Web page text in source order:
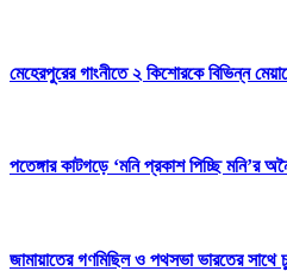
মেহেরপুরের গাংনীতে ২ কিশোরকে বিভিন্ন
পতেঙ্গার কাটগড়ে ‘মনি প্রকাশ পিচ্ছি মনি’র
জামায়াতের গণমিছিল ও পথসভা ভারতের